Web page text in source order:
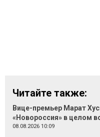
Читайте также:
Вице-премьер Марат
«Новороссия» в целом
08.08.2026 10:09